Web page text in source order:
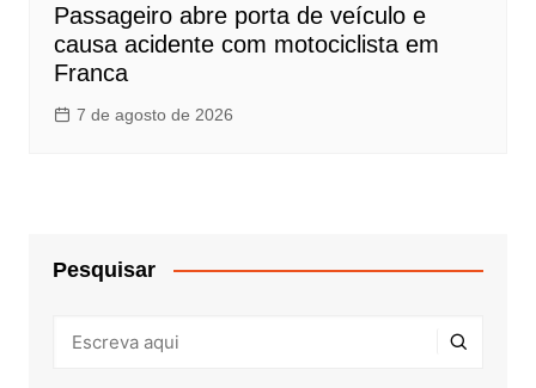
Passageiro abre porta de veículo e
causa acidente com motociclista em
Franca
7 de agosto de 2026
Pesquisar